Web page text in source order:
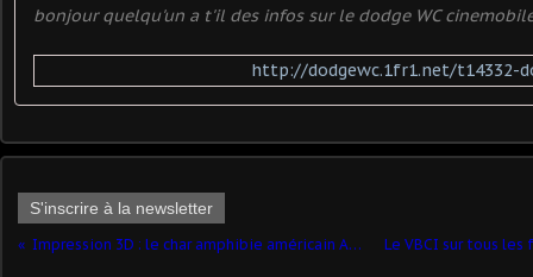
bonjour quelqu'un a t'il des infos sur le dodge WC
http://dodgewc.1fr1.net/t14332-
S'inscrire à la newsletter
Impression 3D : le char amphibie américain AAVP7-A1 (1/50 - par Jean-Charles)